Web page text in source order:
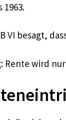
1963.
VI besagt,
Rente wird